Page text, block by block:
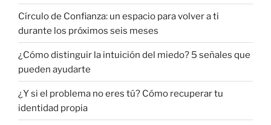
Círculo de Confianza: un espacio para volver a ti
durante los próximos seis meses
¿Cómo distinguir la intuición del miedo? 5 señales que
pueden ayudarte
¿Y si el problema no eres tú? Cómo recuperar tu
identidad propia